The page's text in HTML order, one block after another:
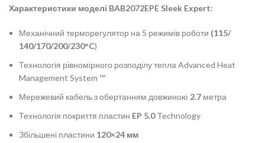
Характеристики моделі BAB2072EPE Sleek Expert:
Механічний терморегулятор на 5 режимів роботи (115/
140/170/200/230°C)
Технологія рівномірного розподілу тепла Advanced Heat
Management System ™
Мережевий кабель з обертанням довжиною 2.7 метра
Технологія покриття пластин EP 5.0Technology
Збільшені пластини 120×24 мм